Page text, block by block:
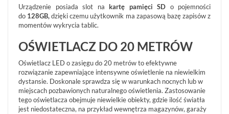
KONTROLA
DOSTĘPU
INTELIGENTNY
SIECI
LAN,
WLAN
ZASILANIE,
TRANSMISJA,
UPS-
Y
Urządzenie posiada slot na kartę pamięci SD o pojemności
do 128GB,dzięki czemu użytkownik ma zapasową bazę zapisów z
momentów wykrycia tablic.
OŚWIETLACZ DO 20 METRÓW
Oświetlacz LED o zasięgu do 20 metrów to efektywne
rozwiązanie zapewniające intensywne oświetlenie na niewielkim
dystansie. Doskonale sprawdza się w warunkach nocnych lub w
miejscach pozbawionych naturalnego oświetlenia. Zastosowanie
tego oświetlacza obejmuje niewielkie obiekty, gdzie ilość światła
jest niedostateczna, na przykład wewnętrza magazynów, garaży